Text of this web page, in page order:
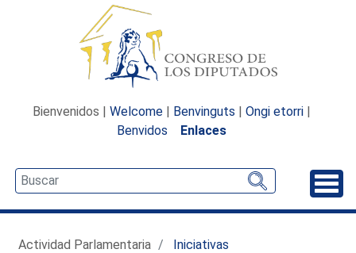
Bienvenidos | Welcome | Benvinguts | Ongi etorri |
Benvidos
Enlaces
Actividad Parlamentaria
Iniciativas